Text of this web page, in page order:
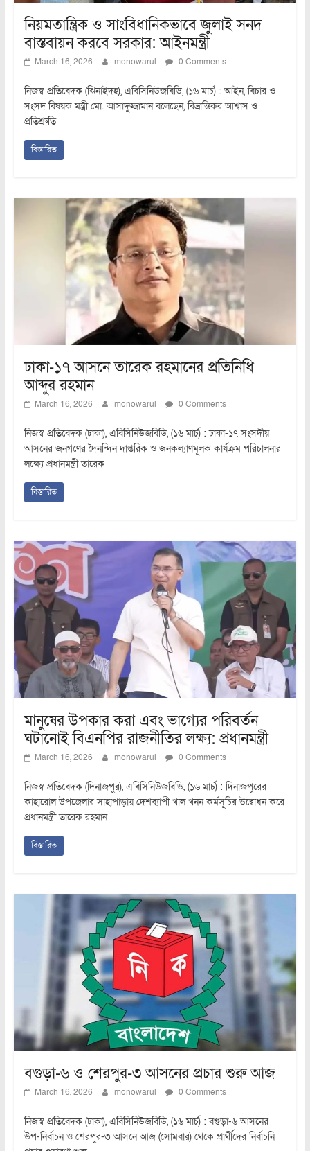
নিয়মতান্ত্রিক ও সাংবিধানিকভাবে জুলাই সনদ
বাস্তবায়ন করবে সরকার: আইনমন্ত্রী
March 16, 2026 monowarul 0 Comments
নিজস্ব প্রতিবেদক (ঝিনাইদহ), এবিসিনিউজবিডি, (১৬ মার্চ) : আইন, বিচার ও
সংসদ বিষয়ক মন্ত্রী মো. আসাদুজ্জামান বলেছেন, বিভ্রান্তিকর আশ্বাস ও
প্রতিশ্রুতি
বিস্তারিত
ঢাকা-১৭ আসনে তারেক রহমানের প্রতিনিধি
আব্দুর রহমান
March 16, 2026 monowarul 0 Comments
নিজস্ব প্রতিবেদক (ঢাকা), এবিসিনিউজবিডি, (১৬ মার্চ) : ঢাকা-১৭ সংসদীয়
আসনের জনগণের দৈনন্দিন দাপ্তরিক ও জনকল্যাণমূলক কার্যক্রম পরিচালনার
লক্ষ্যে প্রধানমন্ত্রী তারেক
বিস্তারিত
মানুষের উপকার করা এবং ভাগ্যের পরিবর্তন
ঘটানোই বিএনপির রাজনীতির লক্ষ্য: প্রধানমন্ত্রী
March 16, 2026 monowarul 0 Comments
নিজস্ব প্রতিবেদক (দিনাজপুর), এবিসিনিউজবিডি, (১৬ মার্চ) : দিনাজপুরের
কাহারোল উপজেলার সাহাপাড়ায় দেশব্যাপী খাল খনন কর্মসূচির উদ্বোধন করে
প্রধানমন্ত্রী তারেক রহমান
বিস্তারিত
বগুড়া-৬ ও শেরপুর-৩ আসনের প্রচার শুরু আজ
March 16, 2026 monowarul 0 Comments
নিজস্ব প্রতিবেদক (ঢাকা), এবিসিনিউজবিডি, (১৬ মার্চ) : বগুড়া-৬ আসনের
উপ-নির্বাচন ও শেরপুর-৩ আসনে আজ (সোমবার) থেকে প্রার্থীদের নির্বাচনি